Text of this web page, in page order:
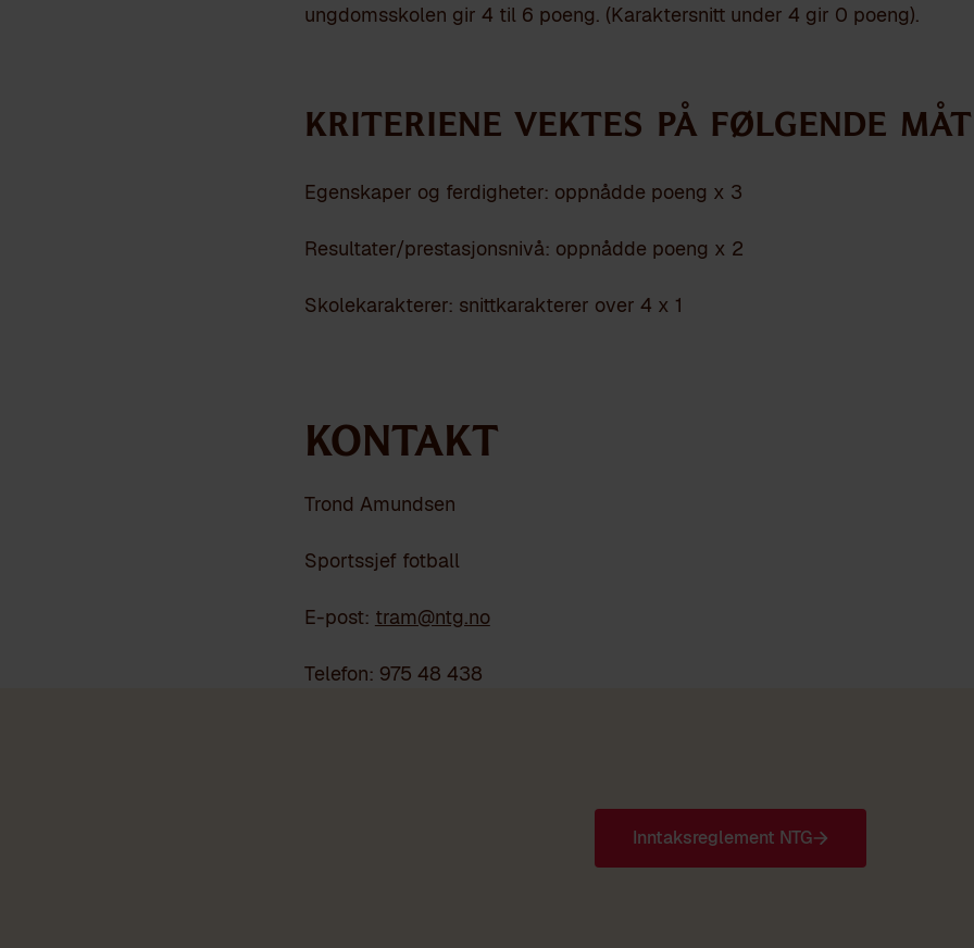
ungdomsskolen gir 4 til 6 poeng. (Karaktersnitt under 4 gir 0 poeng).
Kriteriene vektes på følgende
Egenskaper og ferdigheter: oppnådde poeng x 3
Resultater/prestasjonsnivå: oppnådde poeng x 2
Skolekarakterer: snittkarakterer over 4 x 1
Kontakt
Trond Amundsen
Sportssjef fotball
E-post: tram@ntg.no
Telefon: 975 48 438
Inntaksreglement NTG